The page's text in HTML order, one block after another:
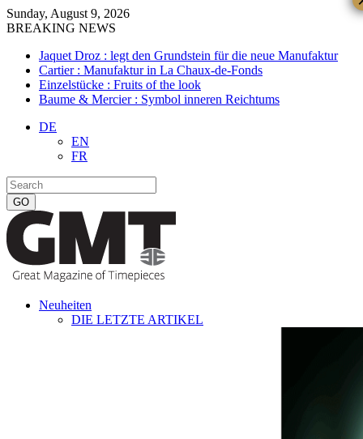
Sunday, August 9, 2026
BREAKING NEWS
Jaquet Droz : legt den Grundstein für die neue Manufaktur
Cartier : Manufaktur in La Chaux-de-Fonds
Einzelstücke : Fruits of the look
Baume & Mercier : Symbol inneren Reichtums
DE
EN
FR
Neuheiten
DIE LETZTE ARTIKEL